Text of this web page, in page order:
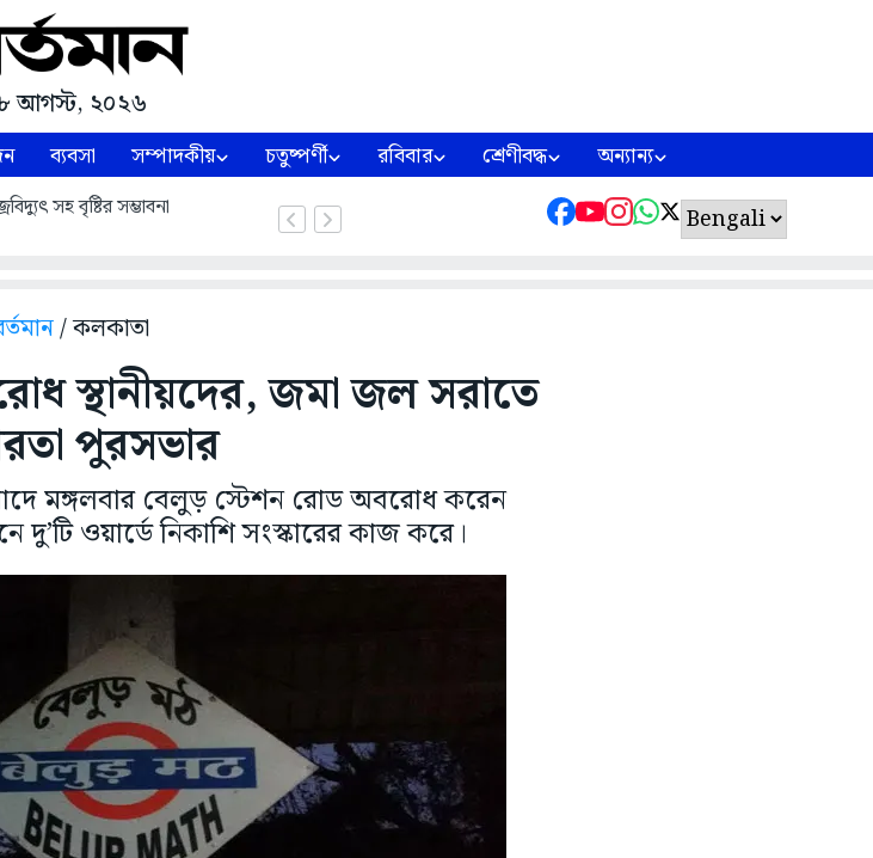
আগস্ট, ২০২৬
ব্যবসা সম্পাদকীয় চতুষ্পর্ণী রবিবার শ্রেণীবদ্ধ অন্যান্য
সহ বৃষ্টির সম্ভাবনা
/ কলকাতা
স্থানীয়দের, জমা জল সরাতে
পুরসভার
মঙ্গলবার বেলুড় স্টেশন রোড অবরোধ করেন
দু’টি ওয়ার্ডে নিকাশি সংস্কারের কাজ করে।